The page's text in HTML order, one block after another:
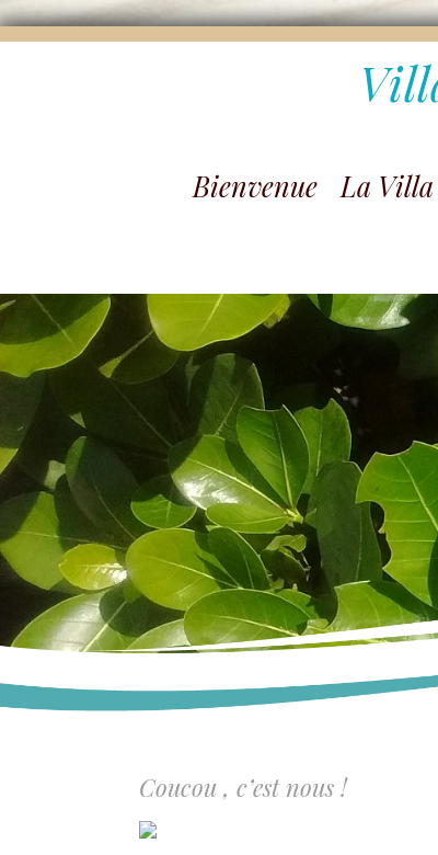
Bienvenue La Villa
Coucou , c’est nous !